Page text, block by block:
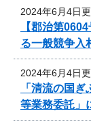
2024年6月4日
【郡治第
る一般競争入
2024年6月4日
「清流の国
等業務委託」